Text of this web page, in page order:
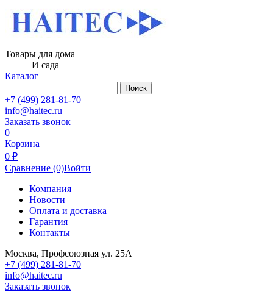
Товары для дома
И сада
Каталог
Поиск
+7 (499) 281-81-70
info@haitec.ru
Заказать звонок
0
Корзина
0 ₽
Сравнение (0)Войти
Компания
Новости
Оплата и доставка
Гарантия
Контакты
Москва, Профсоюзная ул. 25А
+7 (499) 281-81-70
info@haitec.ru
Заказать звонок